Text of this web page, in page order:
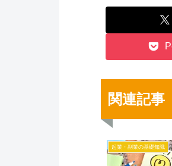
関連記事
起業・副業の基礎知識